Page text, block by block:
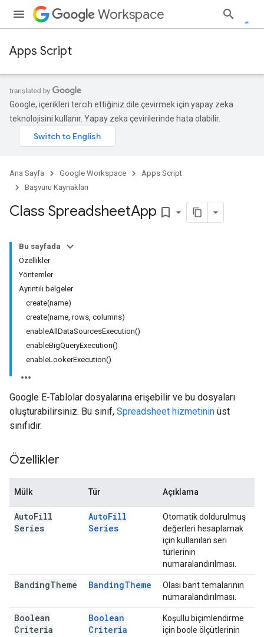
Workspace
Apps Script
Google, içerikleri tercih ettiğiniz dile çevirmek için yapay zeka
teknolojisini kullanır. Yapay zeka çevirilerinde hata olabilir.
Ana Sayfa Google Workspace
Apps Script
Başvuru Kaynakları
Class SpreadsheetApp bookmark_border
Bu sayfada
Özellikler
Yöntemler
Ayrıntılı belgeler
create(name)
create(name, rows, columns)
enableAllDataSourcesExecution()
enableBigQueryExecution()
enableLookerExecution()
Google E-Tablolar dosyalarına erişebilir ve bu dosyaları
oluşturabilirsiniz. Bu sınıf, Spreadsheet hizmetinin üst
sınıfıdır.
Özellikler
Mülk Tür Açıklama
AutoFill
Series
AutoFill
Series
Otomatik doldurulmuş
değerleri hesaplamak
için kullanılan seri
türlerinin
numaralandırılması.
BandingTheme BandingTheme
Olası bant temalarının
numaralandırılması.
Boolean
Criteria
Boolean
Criteria
Koşullu biçimlendirme
için boole ölçütlerinin